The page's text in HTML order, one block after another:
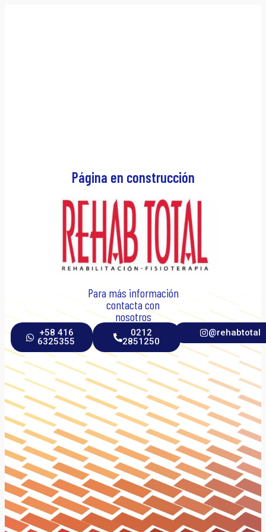
Página en construcción
Para más información
contacta con
nosotros
+58 416
6325355
0212
2851250
@rehabtotal